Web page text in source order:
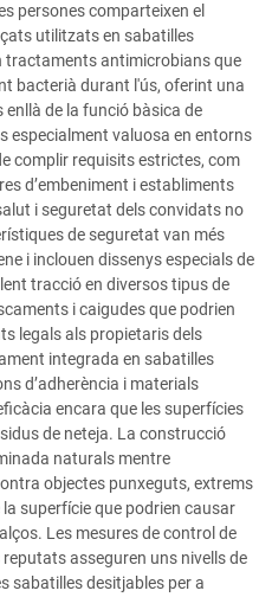
persones comparteixen el
utilitzats en sabatilles
tractaments antimicrobians que
bacterià durant l'ús, oferint una
de la funció bàsica de
especialment valuosa en entorns
complir requisits estrictes, com
d’embeniment i establiments
i seguretat dels convidats no
de seguretat van més
i inclouen dissenys especials de
tracció en diversos tipus de
i caigudes que podrien
legals als propietaris dels
integrada en sabatilles
d’adherència i materials
encara que les superfícies
de neteja. La construcció
naturals mentre
objectes punxeguts, extrems
superfície que podrien causar
Les mesures de control de
asseguren uns nivells de
sabatilles desitjables per a